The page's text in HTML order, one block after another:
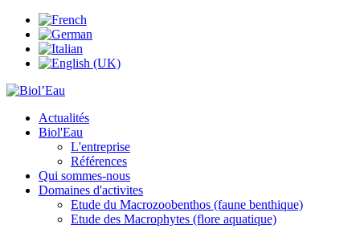
Actualités
Biol'Eau
L'entreprise
Références
Qui sommes-nous
Domaines d'activites
Etude du Macrozoobenthos (faune benthique)
Etude des Macrophytes (flore aquatique)